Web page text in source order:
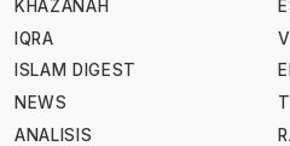
KHAZANAH
IQRA
ISLAM DIGEST
NEWS
ANALISIS